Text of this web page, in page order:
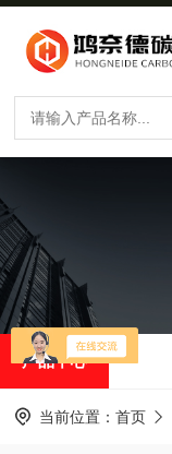
产品中心
当前位置： 首页